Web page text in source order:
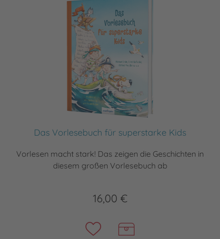
Das Vorlesebuch für superstarke Kids
Vorlesen macht stark! Das zeigen die Geschichten in
diesem großen Vorlesebuch ab
16,00 €